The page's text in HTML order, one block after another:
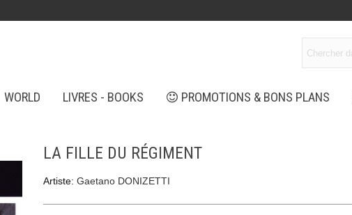
WORLD LIVRES - BOOKS PROMOTIONS & BONS PLANS
LA FILLE DU RÉGIMENT
Artiste: Gaetano DONIZETTI